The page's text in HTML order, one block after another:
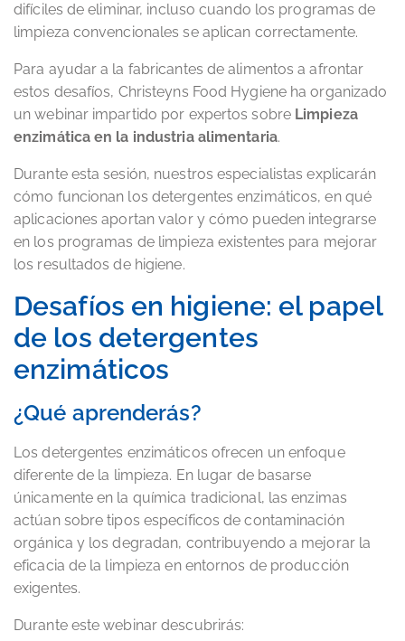
difíciles de eliminar, incluso cuando los programas de
limpieza convencionales se aplican correctamente.
Para ayudar a la fabricantes de alimentos a afrontar
estos desafíos, Christeyns Food Hygiene ha organizado
un webinar impartido por expertos sobre Limpieza
enzimática en la industria alimentaria.
Durante esta sesión, nuestros especialistas explicarán
cómo funcionan los detergentes enzimáticos, en qué
aplicaciones aportan valor y cómo pueden integrarse
en los programas de limpieza existentes para mejorar
los resultados de higiene.
Desafíos en higiene: el papel
de los detergentes
enzimáticos
¿Qué aprenderás?
Los detergentes enzimáticos ofrecen un enfoque
diferente de la limpieza. En lugar de basarse
únicamente en la química tradicional, las enzimas
actúan sobre tipos específicos de contaminación
orgánica y los degradan, contribuyendo a mejorar la
eficacia de la limpieza en entornos de producción
exigentes.
Durante este webinar descubrirás: